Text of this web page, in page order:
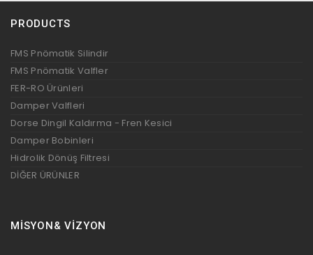
PRODUCTS
FMS Pnömatik Silindir
FMS Pnömatik Valfler
FER-RO Ürünleri
Damper Valfleri
Dorse Dingil Kaldırma - Fren Kesici
Damper Bobinleri
Hidrolik Dönüş Filtresi
DİĞER ÜRÜNLER
MİSYON& VİZYON